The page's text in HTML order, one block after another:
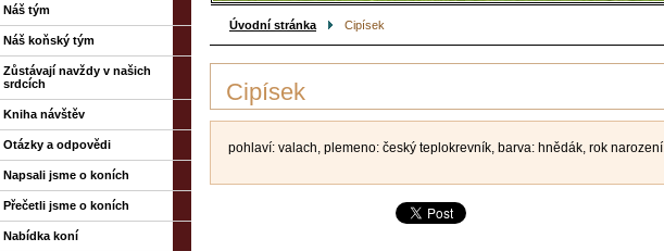
Úvodní stránka Cipísek
Cipísek
pohlaví: valach, plemeno: český teplokrevník, barva: hnědák, rok
Náš tým
Náš koňský tým
Zůstávají navždy v našich
srdcích
Kniha návštěv
Otázky a odpovědi
Napsali jsme o koních
Přečetli jsme o koních
Nabídka koní